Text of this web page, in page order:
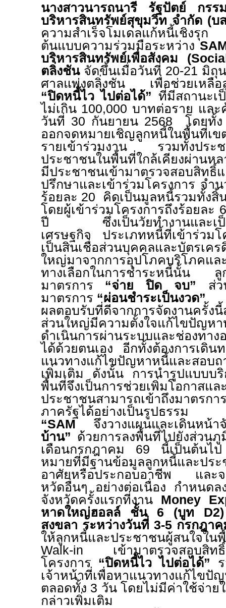
นางสาวนารถนารี รัฐปัตย์ กร
บริหารสินทรัพย์สุขุมวิท จำกัด (
ความสำเร็จโมเดลแก้หนี้เชิ
ต้นแบบความร่วมมือระหว่าง
บริหารสินทรัพย์เพื่อสังคม
ตลิ่งชัน จัดขึ้นเมื่อวันที่ 20-21 มิถุ
ศาลแพ่งตลิ่งชัน เพื่อช่วยเหลือ
“ปิดหนี้ไว ไปต่อได้” ที่มีสถานะเ
ไม่เกิน 100,000 บาทต่อราย และ
วันที่ 30 กันยายน 2568 โดยทั้
ออกจดหมายเชิญลูกหนี้ในพื้นที่เ
รายเข้าร่วมงาน รวมทั้งประ
ประชาชนในพื้นที่ใกล้เคียงผ่านห
มีประชาชนเข้ามาตรวจสอบสิท
ปรึกษาและเข้าร่วมโครงการ จำ
ร้อยละ 20 คิดเป็นมูลหนี้รวมทั้ง
โดยผู้เข้าร่วมโครงการถึงร้อยละ
ปี ซึ่งเป็นวัยทำงานและเป็น
เศรษฐกิจ ประเภทหนี้ที่เข้าร่วม
เป็นสินเชื่อส่วนบุคคลและบัตร
ใหญ่มาจากการอุปโภคบริโภคแล
ทางเลือกในการชำระหนี้นั้น
มาตรการ “จ่าย ปิด จบ” ส่ว
มาตรการ “ผ่อนชำระเป็นงวด”
ผลตอบรับที่ดีจากการจัดงานครั้ง
ส่วนใหญ่มีความตั้งใจแก้ไขปัญ
ดำเนินการผ่านระบบและช่องทาง
ได้ด้วยตนเอง อีกทั้งต้องการเดิ
แนวทางแก้ไขปัญหาหนี้และสอบ
เพิ่มเติม ดังนั้น การนำรูปแบบบริ
พื้นที่จึงเป็นการช่วยเพิ่มโอกาสแ
ประชาชนสามารถเข้าถึงมาตรกา
ภาครัฐได้อย่างเป็นรูปธรรม
“SAM จึงวางแผนและเดินหน้า
บ้าน” ด้วยการลงพื้นที่ไปยังส่วน
เดือนกรกฎาคม 69 นี้เป็นต้นไ
หมายที่มีฐานข้อมูลลูกหนี้และปร
อาศัยหรือประกอบอาชีพ และจ
หวัดอื่นๆ อย่างต่อเนื่อง
กำหนดล
จังหวัดครั้งแรกที่งาน Money
หาดใหญ่ฮอลล์ ชั้น 6 (บูท
สงขลา ระหว่างวันที่ 3-5 กรกฎา
ให้ลูกหนี้และประชาชนผู้สนใจ
Walk-in เข้ามาตรวจสอบสิท
โครงการ “ปิดหนี้ไว ไปต่อได้”
เจ้าหน้าที่เพื่อหาแนวทางแก้ไขปั
ตลอดทั้ง 3 วัน โดยไม่มีค่าใช้จ่าย
กล่าวเพิ่มเติม